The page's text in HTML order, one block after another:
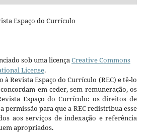
Espaço do Currículo
sob uma licençaCreative Commons
License.
Revista Espaço do Currículo (REC) e tê-lo
em ceder, sem remuneração, os
Espaço do Currículo: os direitos de
permissão para que a REC redistribua esse
aos serviços de indexação e referência
apropriados.